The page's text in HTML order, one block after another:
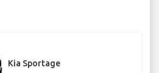
Kia Sportage